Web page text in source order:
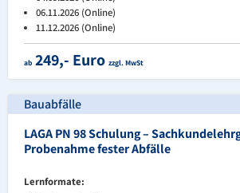
06.11.2026 (Online)
11.12.2026 (Online)
ab 249,- Euro zzgl. MwSt
Bauabfälle
LAGA PN 98 Schulung –
Probenahme fester Abfälle
Lernformate: